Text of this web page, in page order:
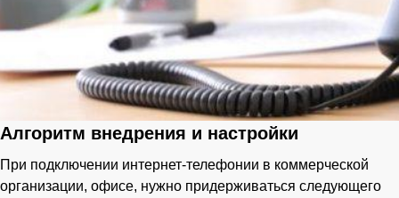
Алгоритм внедрения и настройки
При подключении интернет-телефонии в коммерческой
организации, офисе, нужно придерживаться следующего